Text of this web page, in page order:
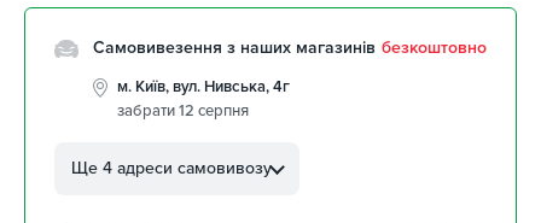
Самовивезення з наших магазинів безкоштовно
м. Київ, вул. Нивська, 4г
забрати 12 серпня
Автолюбителів, 8а
Ще 4 адреси самовивозу